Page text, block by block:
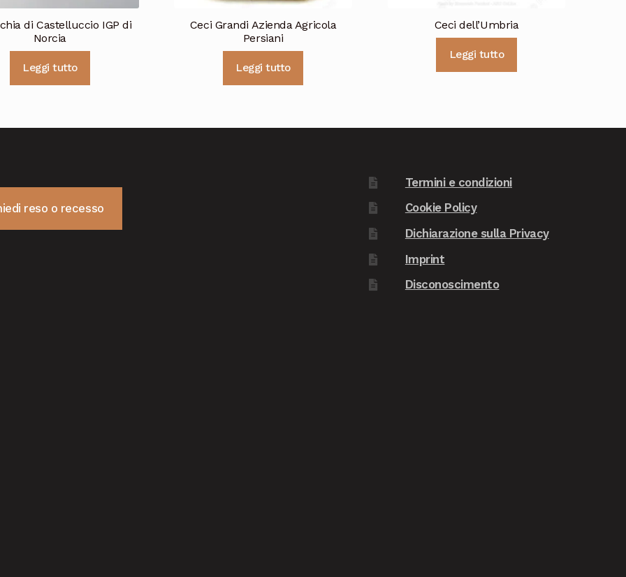
di Castelluccio IGP di
Norcia
Leggi tutto
Ceci Grandi Azienda Agricola
Persiani
Leggi tutto
Ceci dell’Umbria
Leggi tutto
reso o recesso
Termini e condizioni
Cookie Policy
Dichiarazione sulla Privacy
Imprint
Disconoscimento